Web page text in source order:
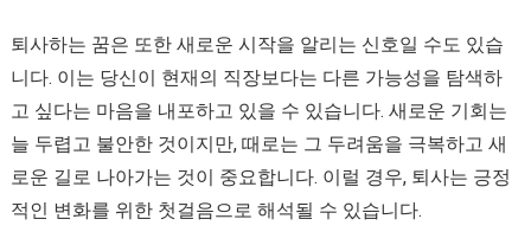
퇴사하는 꿈은 또한 새로운 시작을 알리는 신호일 수도 있습
니다. 이는 당신이 현재의 직장보다는 다른 가능성을 탐색하
고 싶다는 마음을 내포하고 있을 수 있습니다. 새로운 기회는
늘 두렵고 불안한 것이지만, 때로는 그 두려움을 극복하고 새
로운 길로 나아가는 것이 중요합니다. 이럴 경우, 퇴사는 긍정
적인 변화를 위한 첫걸음으로 해석될 수 있습니다.